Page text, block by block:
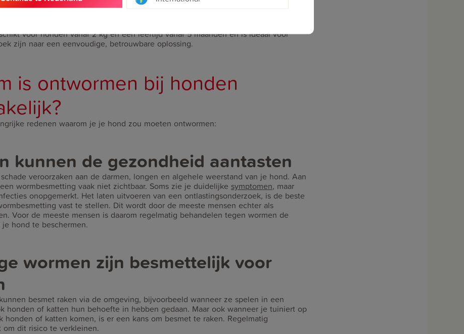
voor honden vanaf 2 kg en een leeftijd vanaf 5 maanden en is ideaal voor
zijn naar een eenvoudige, betrouwbare oplossing.
is ontwormen bij honden
redenen waarom je je hond zou moeten ontwormen:
kunnen de gezondheid aantasten
veroorzaken aan de darmen, longen en algehele weerstand van je hond. Aan
wormbesmetting vaak niet zichtbaar. Soms zie je duidelijke symptomen, maar
onopgemerkt. Het laten uitvoeren van een ontlastingsonderzoek, is de beste
vast te stellen. Dit wordt door de meeste mensen echter als
Voor de meeste mensen is daarom regelmatig behandelen tegen wormen de
hond te beschermen.
wormen zijn besmettelijk voor
besmet raken via de omgeving, bijvoorbeeld wanneer ze spelen in een
honden of katten hun behoefte in hebben gedaan. Maar ook wanneer je tuiniert op
honden of katten komen, is er een kans om besmet te raken. Regelmatig
om dit risico te verkleinen.